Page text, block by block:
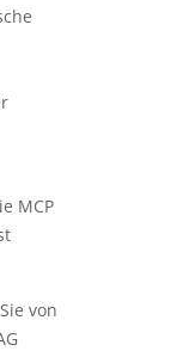
MCP
von